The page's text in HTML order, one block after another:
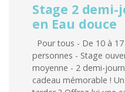
Stage 2 demi-
en Eau douce
Pour tous - De 10 à
personnes - Stage
moyenne - 2 demi-
cadeau mémorable !